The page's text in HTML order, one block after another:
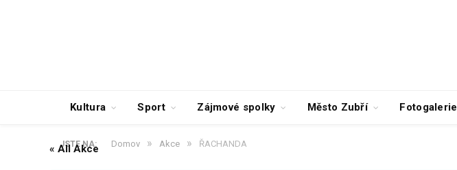
Kultura Sport Zájmové spolky Město Zubří Fotogalerie
JSTE NA: Domov » Akce » ŘACHANDA
« All Akce